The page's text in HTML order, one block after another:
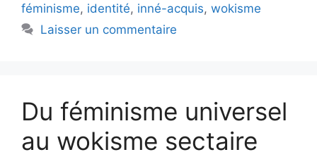
féminisme, identité, inné-acquis, wokisme
Laisser un commentaire
Du féminisme universel
au wokisme sectaire